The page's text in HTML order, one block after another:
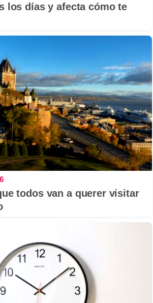
los días y afecta cómo te
todos van a querer visitar